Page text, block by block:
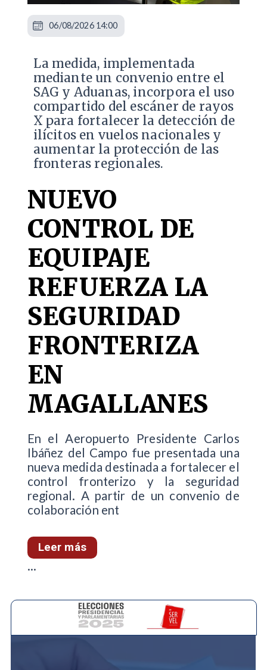
La medida, implementada
mediante un convenio entre el
SAG y Aduanas, incorpora el uso
compartido del escáner de rayos
X para fortalecer la detección de
ilícitos en vuelos nacionales y
aumentar la protección de las
fronteras regionales.
NUEVO
CONTROL DE
EQUIPAJE
REFUERZA LA
SEGURIDAD
FRONTERIZA
EN
MAGALLANES
En el Aeropuerto Presidente Carlos
Ibáñez del Campo fue presentada una
nueva medida destinada a fortalecer el
control fronterizo y la seguridad
regional. A partir de un convenio de
colaboración ent
Leer más
06/08/2026 14:00
...